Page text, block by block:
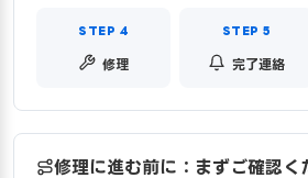
修理 完了連絡
修理に進む前に：まずご確認く